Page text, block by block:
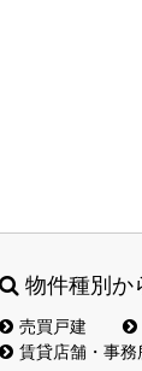
物件種別か
売買戸建
賃貸店舗・事務